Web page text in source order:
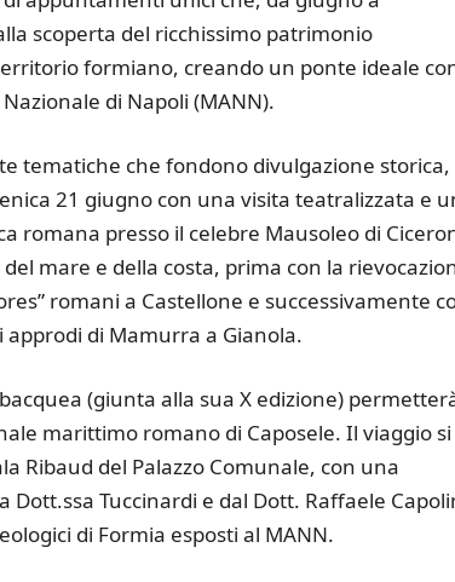
scoperta del ricchissimo patrimonio
formiano, creando un ponte ideale
di Napoli (MANN).
tematiche che fondono divulgazione storica,
21 giugno con una visita teatralizzata e
romana presso il celebre Mausoleo di
mare e della costa, prima con la
romani a Castellone e successivamente
di Mamurra a Gianola.
(giunta alla sua X edizione)
marittimo romano di Caposele. Il viaggio si
Ribaud del Palazzo Comunale, con una
Dott.ssa Tuccinardi e dal Dott. Raffaele
di Formia esposti al MANN.